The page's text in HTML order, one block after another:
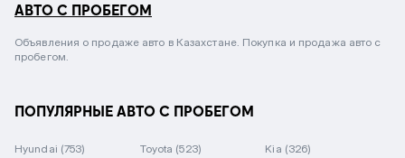
АВТО С ПРОБЕГОМ
Объявления о продаже авто в Казахстане. Покупка и продажа авто с
пробегом.
ПОПУЛЯРНЫЕ АВТО С ПРОБЕГОМ
Hyundai (753) Toyota (523) Kia (326)